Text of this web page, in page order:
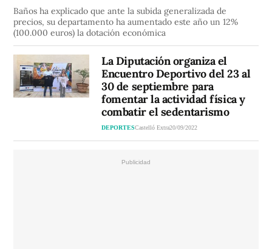
Baños ha explicado que ante la subida generalizada de
precios, su departamento ha aumentado este año un 12%
(100.000 euros) la dotación económica
La Diputación organiza el
Encuentro Deportivo del 23 al
30 de septiembre para
fomentar la actividad física y
combatir el sedentarismo
DEPORTESCastelló Extra20/09/2022